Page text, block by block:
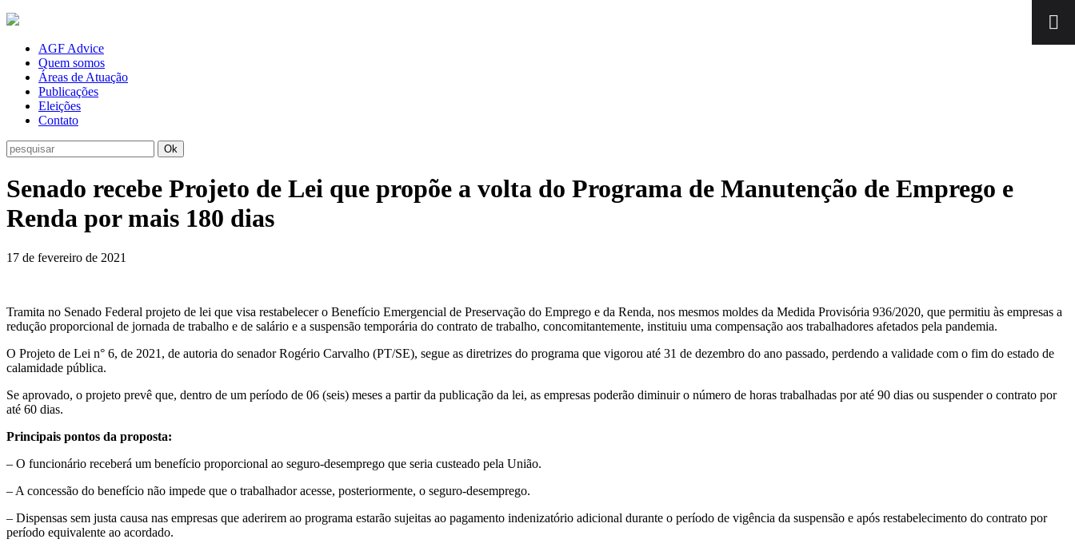
AGF Advice
Quem somos
Áreas de Atuação
Publicações
Eleições
Contato
Ok
Senado recebe Projeto de Lei que propõe a volta do Programa de Manutenção de Emprego e
Renda por mais 180 dias
17 de fevereiro de 2021
Tramita no Senado Federal projeto de lei que visa restabelecer o Benefício Emergencial de Preservação do Emprego e da Renda, nos mesmos moldes da Medida Provisória 936/2020, que permitiu às empresas a
redução proporcional de jornada de trabalho e de salário e a suspensão temporária do contrato de trabalho, concomitantemente, instituiu uma compensação aos trabalhadores afetados pela pandemia.
O Projeto de Lei n° 6, de 2021, de autoria do senador Rogério Carvalho (PT/SE), segue as diretrizes do programa que vigorou até 31 de dezembro do ano passado, perdendo a validade com o fim do estado de
calamidade pública.
Se aprovado, o projeto prevê que, dentro de um período de 06 (seis) meses a partir da publicação da lei, as empresas poderão diminuir o número de horas trabalhadas por até 90 dias ou suspender o contrato por
até 60 dias.
Principais pontos da proposta:
– O funcionário receberá um benefício proporcional ao seguro-desemprego que seria custeado pela União.
– A concessão do benefício não impede que o trabalhador acesse, posteriormente, o seguro-desemprego.
– Dispensas sem justa causa nas empresas que aderirem ao programa estarão sujeitas ao pagamento indenizatório adicional durante o período de vigência da suspensão e após restabelecimento do contrato por
período equivalente ao acordado.